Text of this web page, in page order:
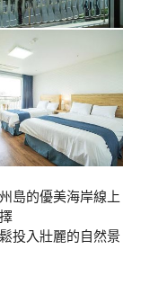
島的優美海岸線上
投入壯麗的自然景